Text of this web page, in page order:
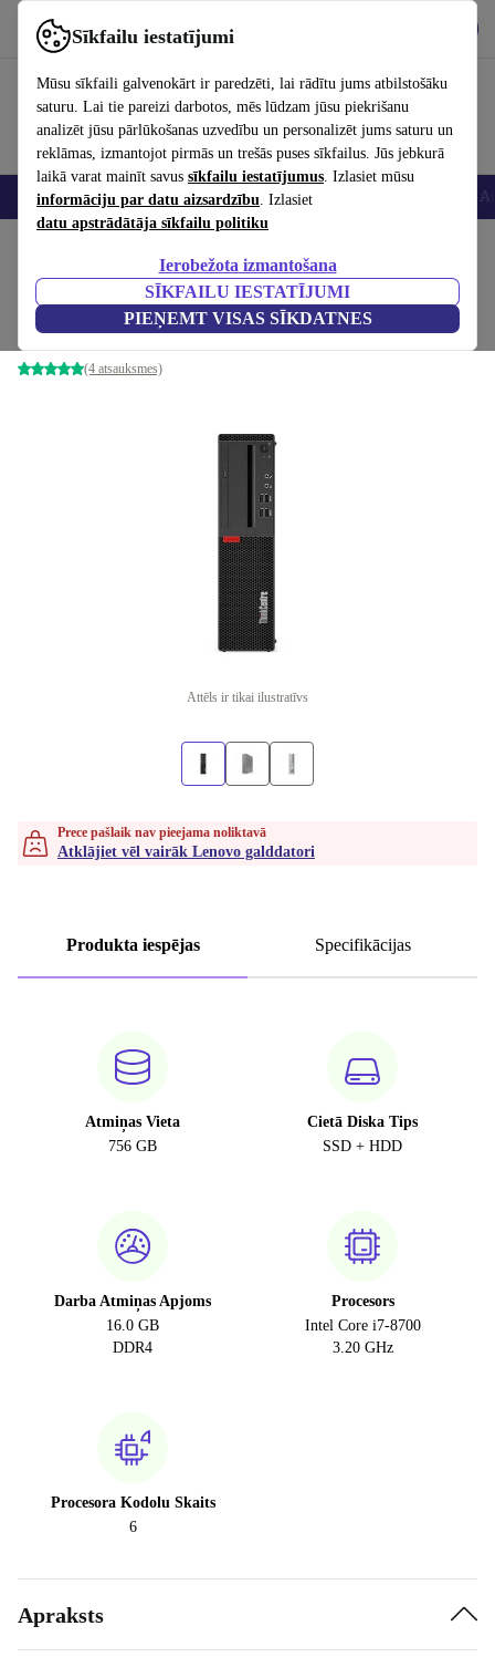
Sīkfailu iestatījumi
Mūsu sīkfaili galvenokārt ir paredzēti, lai rādītu jums atbilstošāku
saturu. Lai tie pareizi darbotos, mēs lūdzam jūsu piekrišanu
analizēt jūsu pārlūkošanas uzvedību un personalizēt jums saturu un
reklāmas, izmantojot pirmās un trešās puses sīkfailus. Jūs jebkurā
laikā varat mainīt savus sīkfailu iestatījumus. Izlasiet mūsu
informāciju par datu aizsardzību. Izlasiet
datu apstrādātāja sīkfailu politiku
Ierobežota izmantošana
SĪKFAILU IESTATĪJUMI
PIEŅEMT VISAS SĪKDATNES
Izmantojiet refurbed ātri un viegli
Viedtālruņi Portatīvie datori Planšetes Viedpulksteņi
Lenovo ThinkCentre M920 SFF
i7-8700 | 16 GB | 256 GB SSD | 500 GB HDD | Win 11 Pro
(4 atsauksmes)
Attēls ir tikai ilustratīvs
Prece pašlaik nav pieejama noliktavā
Atklājiet vēl vairāk Lenovo galddatori
Produkta iespējas Specifikācijas
Atmiņas Vieta
756 GB
Cietā Diska Tips
SSD + HDD
Darba Atmiņas Apjoms
16.0 GB
DDR4
Procesors
Intel Core i7-8700
3.20 GHz
Procesora Kodolu Skaits
6
Apraksts